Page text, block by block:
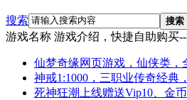
搜索 搜索
游戏名称 游戏介绍，快捷自助购买--
仙梦奇缘网页游戏，仙侠类
神戒1:1000，三职业传奇经典
死神狂潮 上线赠送Vip10、金